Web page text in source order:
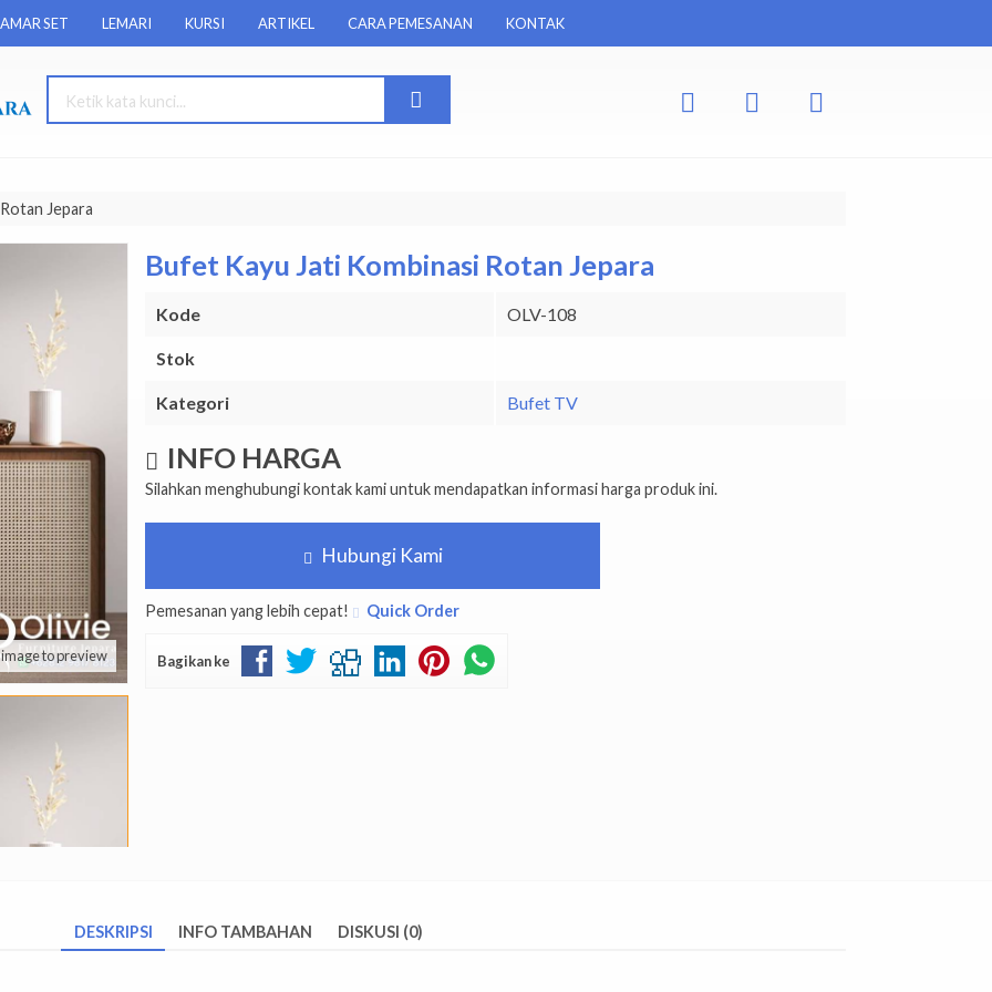
SET LEMARI KURSI ARTIKEL CARA PEMESANAN KONTAK
Jepara
to preview
Bufet Kayu Jati Kombinasi Rotan Jepara
Kode OLV-108
Stok
Kategori Bufet TV
INFO HARGA
Silahkan menghubungi kontak kami untuk mendapatkan informasi harga produk ini.
Hubungi Kami
Pemesanan yang lebih cepat! Quick Order
Bagikan ke
DESKRIPSI INFO TAMBAHAN DISKUSI (0)